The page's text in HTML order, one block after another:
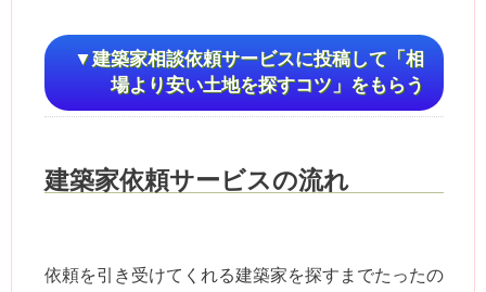
▼建築家相談依頼サービスに投稿して「相
場より安い土地を探すコツ」をもらう
建築家依頼サービスの流れ
依頼を引き受けてくれる建築家を探すまでたったの